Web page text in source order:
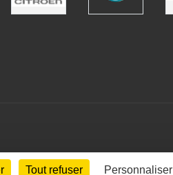
Tout refuser Personnaliser